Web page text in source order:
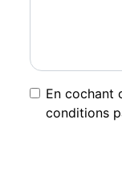
En cochant
conditions